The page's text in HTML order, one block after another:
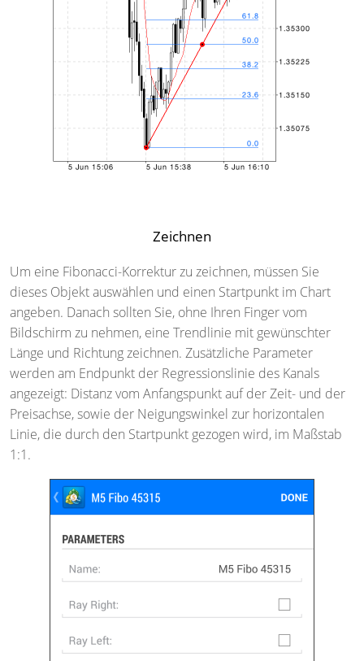
Zeichnen
Um eine Fibonacci-Korrektur zu zeichnen, müssen Sie
dieses Objekt auswählen und einen Startpunkt im Chart
angeben. Danach sollten Sie, ohne Ihren Finger vom
Bildschirm zu nehmen, eine Trendlinie mit gewünschter
Länge und Richtung zeichnen. Zusätzliche Parameter
werden am Endpunkt der Regressionslinie des Kanals
angezeigt: Distanz vom Anfangspunkt auf der Zeit- und der
Preisachse, sowie der Neigungswinkel zur horizontalen
Linie, die durch den Startpunkt gezogen wird, im Maßstab
1:1.